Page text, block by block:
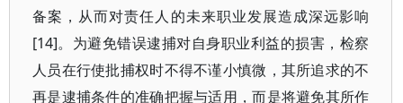
备案，从而对责任人的未来职业发展造成深远影响
[14]。为避免错误逮捕对自身职业利益的损害，检察
人员在行使批捕权时不得不谨小慎微，其所追求的不
再是逮捕条件的准确把握与适用，而是将避免其所作